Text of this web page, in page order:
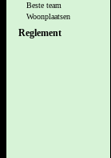
Beste team
Woonplaatsen
Reglement